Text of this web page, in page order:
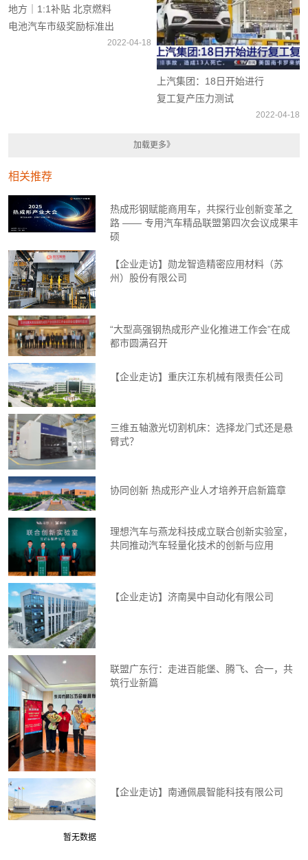
地方｜1:1补贴 北京燃料
电池汽车市级奖励标准出
2022-04-18
上汽集团：18日开始进行
复工复产压力测试
2022-04-18
相关推荐
热成形钢赋能商用车，共探行业创新变革之
路 —— 专用汽车精品联盟第四次会议成果丰
硕
【企业走访】勋龙智造精密应用材料（苏
州）股份有限公司
“大型高强钢热成形产业化推进工作会”在成
都市圆满召开
【企业走访】重庆江东机械有限责任公司
三维五轴激光切割机床：选择龙门式还是悬
臂式？
协同创新 热成形产业人才培养开启新篇章
理想汽车与燕龙科技成立联合创新实验室，
共同推动汽车轻量化技术的创新与应用
【企业走访】济南昊中自动化有限公司
联盟广东行：走进百能堡、腾飞、合一，共
筑行业新篇
【企业走访】南通佩晨智能科技有限公司
暂无数据